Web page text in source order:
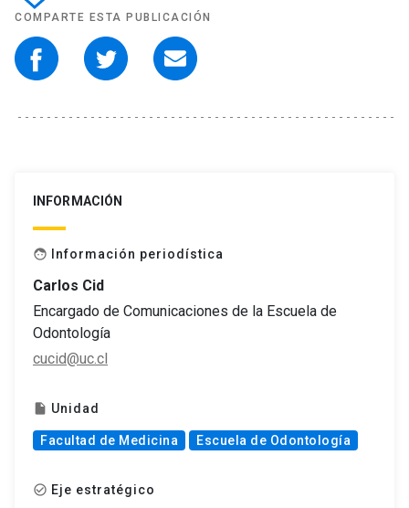
COMPARTE ESTA PUBLICACIÓN
INFORMACIÓN
face Información periodística
Carlos Cid
Encargado de Comunicaciones de la Escuela de
Odontología
cucid@uc.cl
insert_drive_file Unidad
Facultad de Medicina Escuela de Odontología
check_circle_outline Eje estratégico